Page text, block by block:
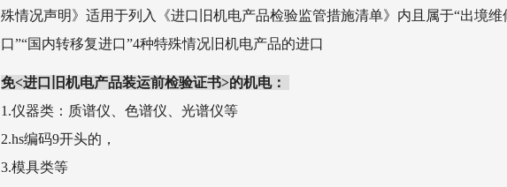
殊情况声明》适用于列入《进口旧机电产品检验监管措施清单》内且属于“出境
口”“国内转移复进口”4种特殊情况旧机电产品的进口
免<进口旧机电产品装运前检验证书>的机电：
1.仪器类：质谱仪、色谱仪、光谱仪等
2.hs编码9开头的，
3.模具类等